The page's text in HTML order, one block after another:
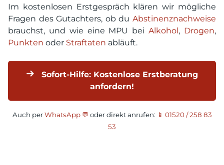
Im kostenlosen Erstgespräch klären wir mögliche
Fragen des Gutachters, ob du Abstinenznachweise
brauchst, und wie eine MPU beiAlkohol, Drogen,
Punkten oder Straftaten abläuft.
Sofort-Hilfe: Kostenlose Erstberatung
anfordern!
Auch perWhatsApp 💬 oder direkt anrufen: 📱 01520 / 258 83
53